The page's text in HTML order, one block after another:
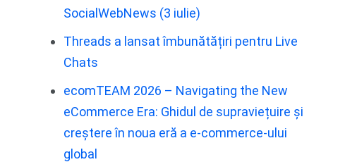
SocialWebNews (3 iulie)
Threads a lansat îmbunătățiri pentru Live
Chats
ecomTEAM 2026 – Navigating the New
eCommerce Era: Ghidul de supraviețuire și
creștere în noua eră a e-commerce-ului
global